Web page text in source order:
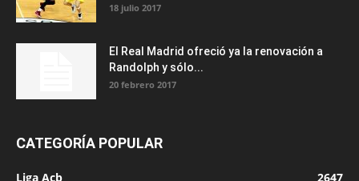
18 julio 2017
El Real Madrid ofreció ya la renovación a
Randolph y sólo...
20 febrero 2017
CATEGORÍA POPULAR
Liga Acb
2647